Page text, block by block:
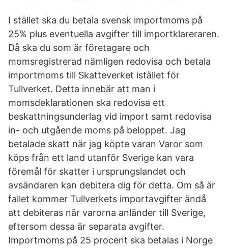
I stället ska du betala svensk importmoms på
25% plus eventuella avgifter till importklareraren.
Då ska du som är företagare och
momsregistrerad nämligen redovisa och betala
importmoms till Skatteverket istället för
Tullverket. Detta innebär att man i
momsdeklarationen ska redovisa ett
beskattningsunderlag vid import samt redovisa
in- och utgående moms på beloppet. Jag
betalade skatt när jag köpte varan Varor som
köps från ett land utanför Sverige kan vara
föremål för skatter i ursprungslandet och
avsändaren kan debitera dig för detta. Om så är
fallet kommer Tullverkets importavgifter ändå
att debiteras när varorna anländer till Sverige,
eftersom dessa är separata avgifter.
Importmoms på 25 procent ska betalas i Norge